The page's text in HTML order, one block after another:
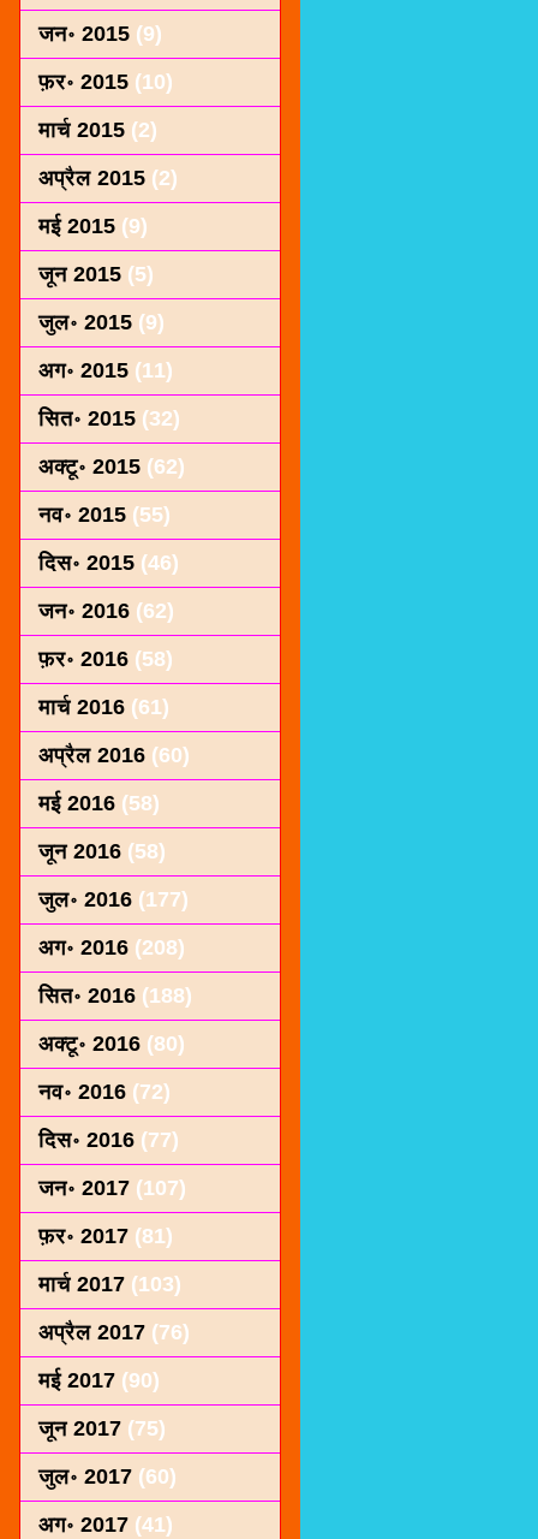
जन॰ 2015 (9)
फ़र॰ 2015 (10)
मार्च 2015 (2)
अप्रैल 2015 (2)
मई 2015 (9)
जून 2015 (5)
जुल॰ 2015 (9)
अग॰ 2015 (11)
सित॰ 2015 (32)
अक्टू॰ 2015 (62)
नव॰ 2015 (55)
दिस॰ 2015 (46)
जन॰ 2016 (62)
फ़र॰ 2016 (58)
मार्च 2016 (61)
अप्रैल 2016 (60)
मई 2016 (58)
जून 2016 (58)
जुल॰ 2016 (177)
अग॰ 2016 (208)
सित॰ 2016 (188)
अक्टू॰ 2016 (80)
नव॰ 2016 (72)
दिस॰ 2016 (77)
जन॰ 2017 (107)
फ़र॰ 2017 (81)
मार्च 2017 (103)
अप्रैल 2017 (76)
मई 2017 (90)
जून 2017 (75)
जुल॰ 2017 (60)
अग॰ 2017 (41)